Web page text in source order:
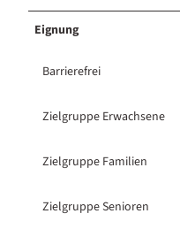
Eignung
Barrierefrei
Zielgruppe Erwachsene
Zielgruppe Familien
Zielgruppe Senioren